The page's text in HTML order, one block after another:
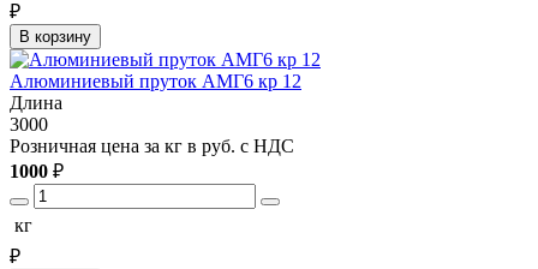
₽
В корзину
Алюминиевый пруток АМГ6 кр 12
Длина
3000
Розничная цена за кг в руб. с НДС
1000 ₽
кг
₽